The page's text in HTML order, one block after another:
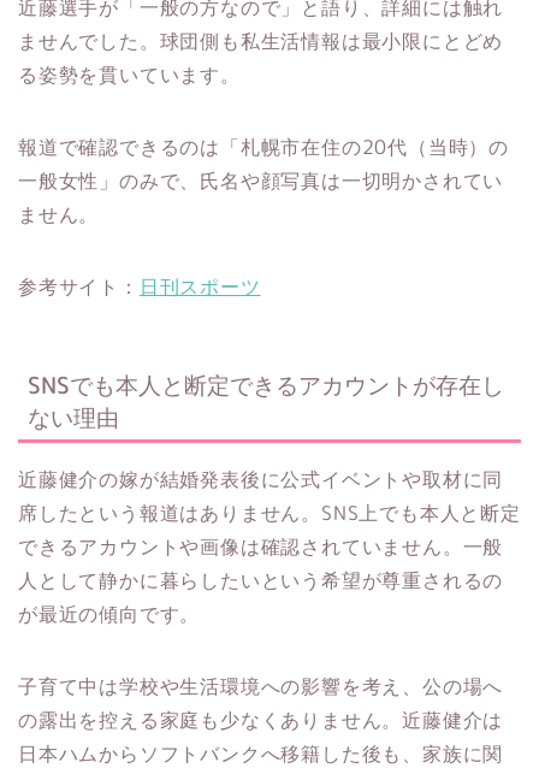
近藤選手が「一般の方なので」と語り、詳細には触れ
ませんでした。球団側も私生活情報は最小限にとどめ
る姿勢を貫いています。​
報道で確認できるのは「札幌市在住の20代（当時）の
一般女性」のみで、氏名や顔写真は一切明かされてい
ません。
参考サイト： 日刊スポーツ
SNSでも本人と断定できるアカウントが存在し
ない理由
近藤健介の嫁が結婚発表後に公式イベントや取材に同
席したという報道はありません。SNS上でも本人と断定
できるアカウントや画像は確認されていません。一般
人として静かに暮らしたいという希望が尊重されるの
が最近の傾向です。
子育て中は学校や生活環境への影響を考え、公の場へ
の露出を控える家庭も少なくありません。近藤健介は
日本ハムからソフトバンクへ移籍した後も、家族に関